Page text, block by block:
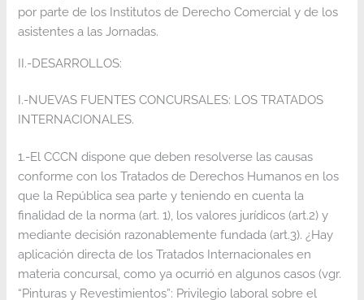
por parte de los Institutos de Derecho Comercial y de los
asistentes a las Jornadas.
II.-DESARROLLOS:
I.-NUEVAS FUENTES CONCURSALES: LOS TRATADOS
INTERNACIONALES.
1.-El CCCN dispone que deben resolverse las causas
conforme con los Tratados de Derechos Humanos en los
que la República sea parte y teniendo en cuenta la
finalidad de la norma (art. 1), los valores jurídicos (art.2) y
mediante decisión razonablemente fundada (art.3). ¿Hay
aplicación directa de los Tratados Internacionales en
materia concursal, como ya ocurrió en algunos casos (vgr.
“Pinturas y Revestimientos”: Privilegio laboral sobre el